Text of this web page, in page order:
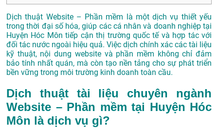
Dịch thuật Website – Phần mềm là một dịch vụ thiết yếu
trong thời đại số hóa, giúp các cá nhân và doanh nghiệp tại
Huyện Hóc Môn tiếp cận thị trường quốc tế và hợp tác với
đối tác nước ngoài hiệu quả. Việc dịch chính xác các tài liệu
kỹ thuật, nội dung website và phần mềm không chỉ đảm
bảo tính nhất quán, mà còn tạo nền tảng cho sự phát triển
bền vững trong môi trường kinh doanh toàn cầu.
Dịch thuật tài liệu chuyên ngành
Website – Phần mềm tại Huyện Hóc
Môn là dịch vụ gì?